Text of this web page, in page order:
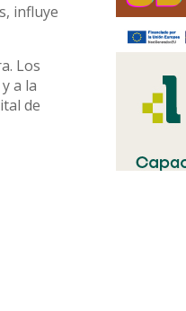
influye
Los
a la
de